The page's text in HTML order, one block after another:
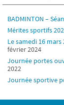
BADMINTON –
Mérites sportifs
Le samedi 16
février 2024
Journée portes
2022
Journée sportive